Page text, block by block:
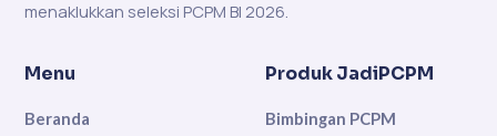
menaklukkan seleksi PCPM BI 2026.
Menu
Beranda
Produk JadiPCPM
Bimbingan PCPM